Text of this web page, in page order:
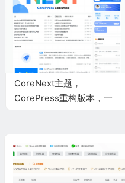
CoreNext主题，
CorePress重构版本，一